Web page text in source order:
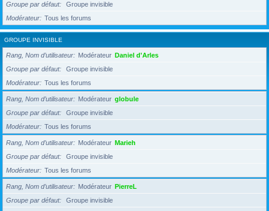
Groupe par défaut
Groupe invisible
Modérateur
Tous les forums
GROUPE INVISIBLE
Rang, Nom d’utilisateur Modérateur Daniel d'Arles
Groupe par défaut
Groupe invisible
Modérateur
Tous les forums
Rang, Nom d’utilisateur Modérateur globule
Groupe par défaut
Groupe invisible
Modérateur
Tous les forums
Rang, Nom d’utilisateur Modérateur Marieh
Groupe par défaut
Groupe invisible
Modérateur
Tous les forums
Rang, Nom d’utilisateur Modérateur PierreL
Groupe par défaut
Groupe invisible